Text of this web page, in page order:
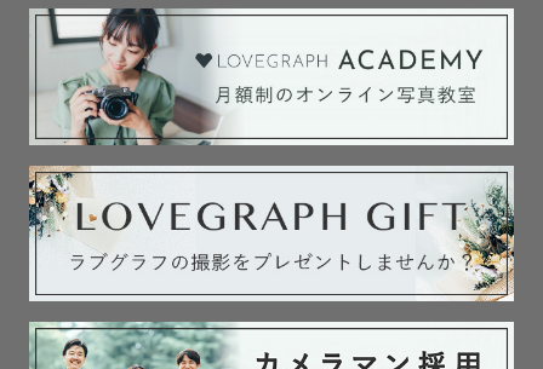
・和傘（七五三）
・レターボード（白地に黒文字）
・ウェディングベール（白、ロング丈＆中間丈）
・レジャーシート（2m x 2m/チェック柄）
・木製レターバナー
＆ etc…
▶︎最後に。
少しだけ自分の話をさせてください。
祖母は、自分が２歳の頃に亡くなりました。
当時、離れて住んでいて